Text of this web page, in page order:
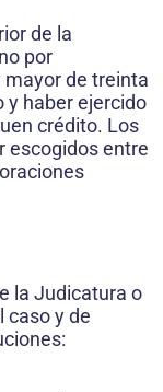
de la
por
mayor de treinta
y haber ejercido
crédito. Los
escogidos entre
la Judicatura o
caso y de